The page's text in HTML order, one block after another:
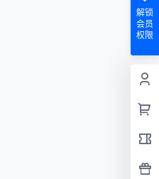
解锁
会员
权限